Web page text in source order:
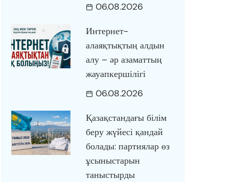
06.08.2026
Интернет-
алаяқтықтың алдын
алу – әр азаматтың
жауапкершілігі
06.08.2026
Қазақстандағы білім
беру жүйесі қандай
болады: партиялар өз
ұсыныстарын
таныстырды